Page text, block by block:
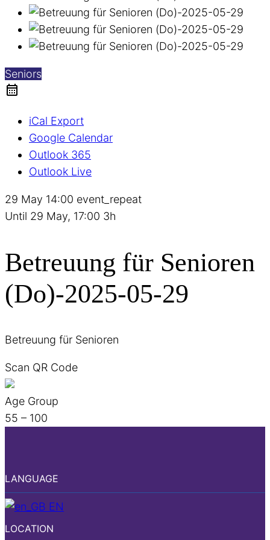
Seniors
iCal Export
Google Calendar
Outlook 365
Outlook Live
29 May 14:00 event_repeat
Until 29 May, 17:00 3h
Betreuung für Senioren
(Do)-2025-05-29
Betreuung für Senioren
Scan QR Code
Age Group
55 – 100
LANGUAGE
EN
LOCATION